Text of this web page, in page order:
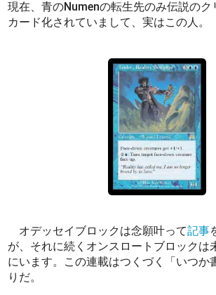
現在、青のNumenの転生先のみ伝説のク
カード化されていまして、実はこの人。
オデッセイブロックは念願叶って記事
が、それに続くオンスロートブロックは
にいます。この連載はつくづく「いつか
りだ。